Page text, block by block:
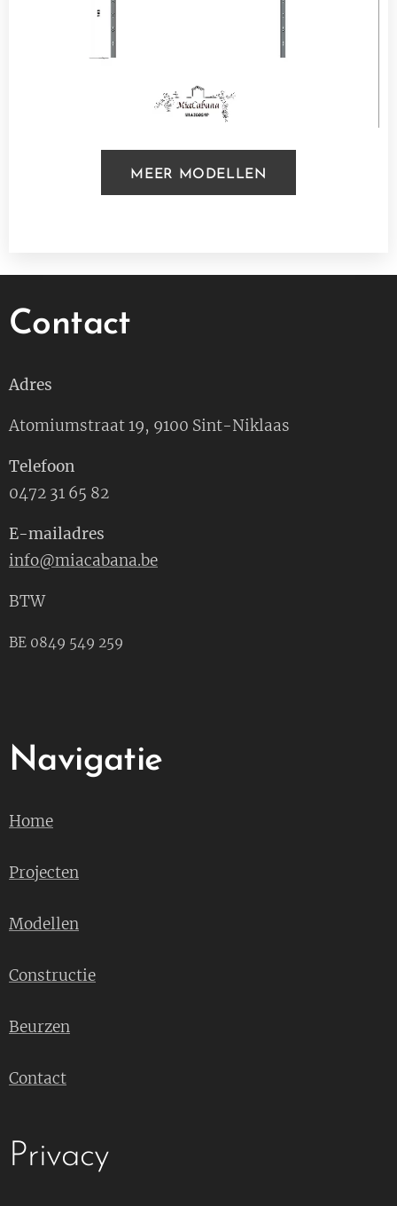
MEER MODELLEN
Contact
Adres
Atomiumstraat 19, 9100 Sint-Niklaas
Telefoon
0472 31 65 82
E-mailadres
info@miacabana.be
BTW
BE 0849 549 259
Navigatie
Home
Projecten
Modellen
Constructie
Beurzen
Contact
Privacy